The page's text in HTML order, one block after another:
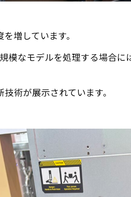
増しています。
模なモデルを処理する場合に
術が展示されています。